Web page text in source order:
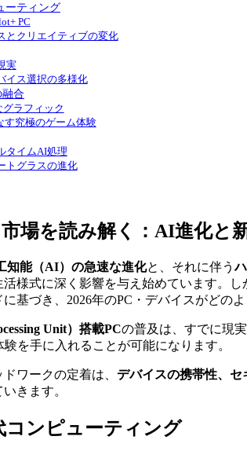
ーティング
PC
とクリエイティブの変化
実
イス選択の多様化
合
グラフィック
す究極のゲーム体験
タイムAI処理
トグラスの進化
場を読み解く：AI進化と
知能（AI）の急速な進化と、それに伴う
様式に深く影響を与え始めています。
基づき、2026年のPC・デバイスがどの
Unit）搭載PCの普及は、すでに現
を手に入れることが可能になります。
ワークの定着は、 デバイスの携帯性、
きます。
コンピューティング